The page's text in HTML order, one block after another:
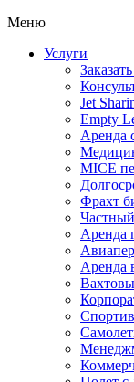
Меню
Услуги
Jet
Empty
Аренда
MICE
Фрахт
Аренда
Аренда